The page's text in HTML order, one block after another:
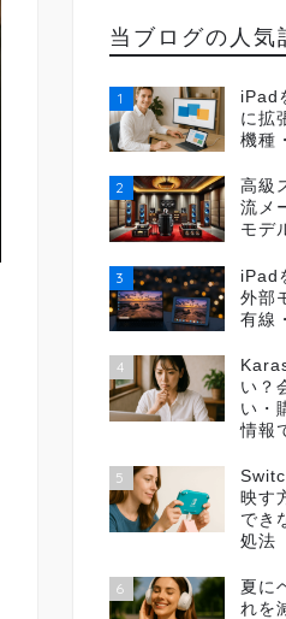
当ブログの人気
1
iPad
に拡
機種
2
高級
流メ
モデ
3
iPad
外部
有線
4
い？
い・
情報
5
映す
でき
処法
6
夏に
れを